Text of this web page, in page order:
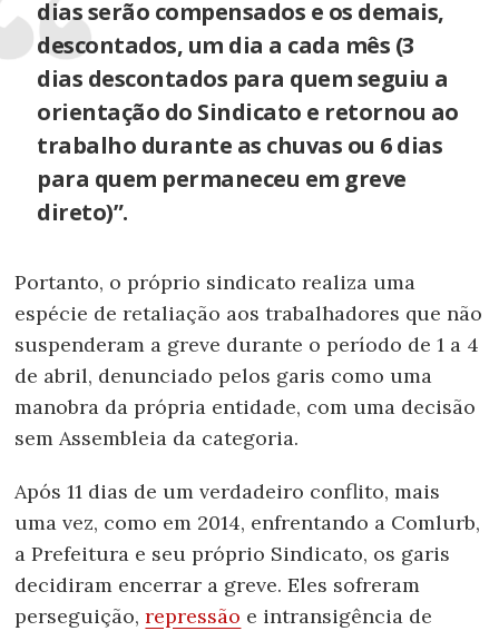
dias serão compensados e os demais,
descontados, um dia a cada mês (3
dias descontados para quem seguiu a
orientação do Sindicato e retornou ao
trabalho durante as chuvas ou 6 dias
para quem permaneceu em greve
direto)”.
Portanto, o próprio sindicato realiza uma
espécie de retaliação aos trabalhadores que não
suspenderam a greve durante o período de 1 a 4
de abril, denunciado pelos garis como uma
manobra da própria entidade, com uma decisão
sem Assembleia da categoria.
Após 11 dias de um verdadeiro conflito, mais
uma vez, como em 2014, enfrentando a Comlurb,
a Prefeitura e seu próprio Sindicato, os garis
decidiram encerrar a greve. Eles sofreram
perseguição,repressão e intransigência de